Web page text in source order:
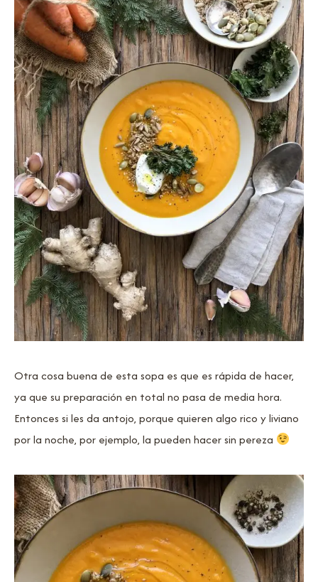
Otra cosa buena de esta sopa es que es rápida de hacer,
ya que su preparación en total no pasa de media hora.
Entonces si les da antojo, porque quieren algo rico y liviano
por la noche, por ejemplo, la pueden hacer sin pereza